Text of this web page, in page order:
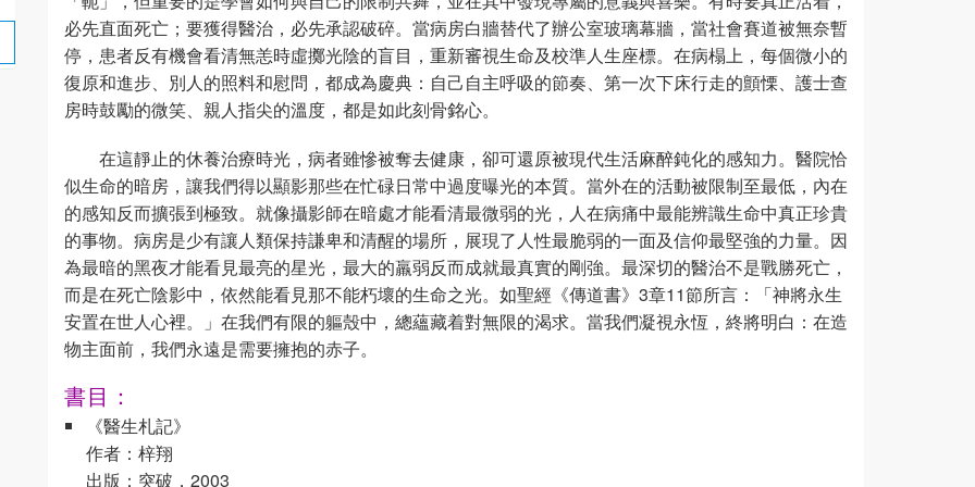
必先直面死亡；要獲得醫治，必先承認破碎。當病房白牆替代了辦公室玻璃幕牆，當社會賽道被無奈暫
停，患者反有機會看清無恙時虛擲光陰的盲目，重新審視生命及校準人生座標。在病榻上，每個微小的
復原和進步、別人的照料和慰問，都成為慶典：自己自主呼吸的節奏、第一次下床行走的顫慄、護士查
房時鼓勵的微笑、親人指尖的溫度，都是如此刻骨銘心。
在這靜止的休養治療時光，病者雖慘被奪去健康，卻可還原被現代生活麻醉鈍化的感知力。醫院恰
似生命的暗房，讓我們得以顯影那些在忙碌日常中過度曝光的本質。當外在的活動被限制至最低，內在
的感知反而擴張到極致。就像攝影師在暗處才能看清最微弱的光，人在病痛中最能辨識生命中真正珍貴
的事物。病房是少有讓人類保持謙卑和清醒的場所，展現了人性最脆弱的一面及信仰最堅強的力量。因
為最暗的黑夜才能看見最亮的星光，最大的羸弱反而成就最真實的剛強。最深切的醫治不是戰勝死亡，
而是在死亡陰影中，依然能看見那不能朽壞的生命之光。如聖經《傳道書》3章11節所言：「神將永生
安置在世人心裡。」在我們有限的軀殼中，總蘊藏着對無限的渴求。當我們凝視永恆，終將明白：在造
物主面前，我們永遠是需要擁抱的赤子。
書目：
《醫生札記》
作者：梓翔
出版：突破，2003